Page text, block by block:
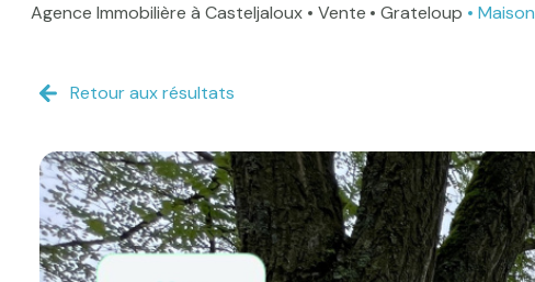
Maisons
Vendus
Home
staging -
Agence Immobilière à Casteljaloux Vente Grateloup Maison
Retour aux résultats